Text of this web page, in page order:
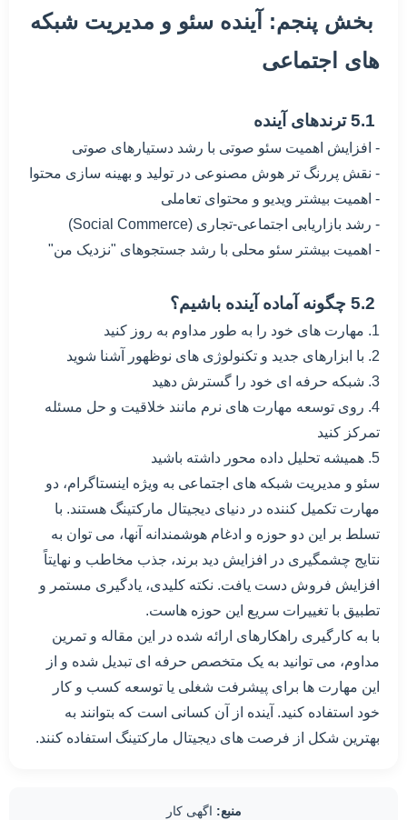
بخش پنجم: آینده سئو و مدیریت شبکه
های اجتماعی
- افزایش اهمیت سئو صوتی با رشد دستیارهای صوتی
- نقش پررنگ تر هوش مصنوعی در تولید و بهینه سازی محتوا
- اهمیت بیشتر ویدیو و محتوای تعاملی
- رشد بازاریابی اجتماعی-تجاری (Social Commerce)
- اهمیت بیشتر سئو محلی با رشد جستجوهای "نزدیک من"
1. مهارت های خود را به طور مداوم به روز کنید
2. با ابزارهای جدید و تکنولوژی های نوظهور آشنا شوید
3. شبکه حرفه ای خود را گسترش دهید
4. روی توسعه مهارت های نرم مانند خلاقیت و حل مسئله
تمرکز کنید
5. همیشه تحلیل داده محور داشته باشید
سئو و مدیریت شبکه های اجتماعی به ویژه اینستاگرام، دو
مهارت تکمیل کننده در دنیای دیجیتال مارکتینگ هستند. با
تسلط بر این دو حوزه و ادغام هوشمندانه آنها، می توان به
نتایج چشمگیری در افزایش دید برند، جذب مخاطب و نهایتاً
افزایش فروش دست یافت. نکته کلیدی، یادگیری مستمر و
تطبیق با تغییرات سریع این حوزه هاست.
با به کارگیری راهکارهای ارائه شده در این مقاله و تمرین
مداوم، می توانید به یک متخصص حرفه ای تبدیل شده و از
این مهارت ها برای پیشرفت شغلی یا توسعه کسب و کار
خود استفاده کنید. آینده از آن کسانی است که بتوانند به
بهترین شکل از فرصت های دیجیتال مارکتینگ استفاده کنند.
منبع: اگهی کار